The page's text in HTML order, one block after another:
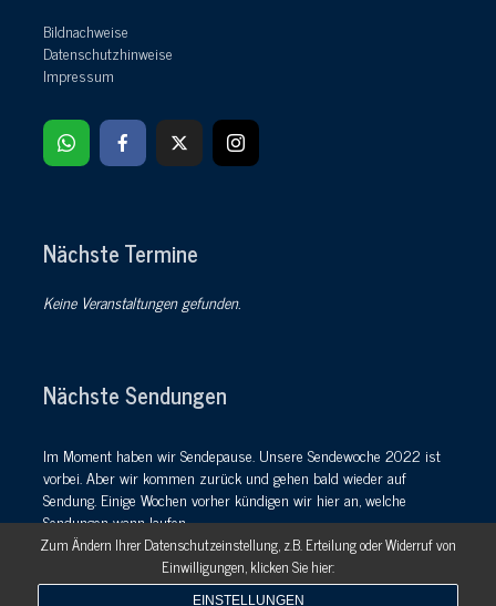
Bildnachweise
Datenschutzhinweise
Impressum
Nächste Termine
Keine Veranstaltungen gefunden.
Nächste Sendungen
Im Moment haben wir Sendepause. Unsere Sendewoche 2022 ist
vorbei. Aber wir kommen zurück und gehen bald wieder auf
Sendung. Einige Wochen vorher kündigen wir hier an, welche
Sendungen wann laufen.
läuft bis dahin rund um die Uhr unsere einmalige
Musikmischung.
Zum Ändern Ihrer Datenschutzeinstellung, z.B. Erteilung oder Widerruf von
Einwilligungen, klicken Sie hier:
EINSTELLUNGEN